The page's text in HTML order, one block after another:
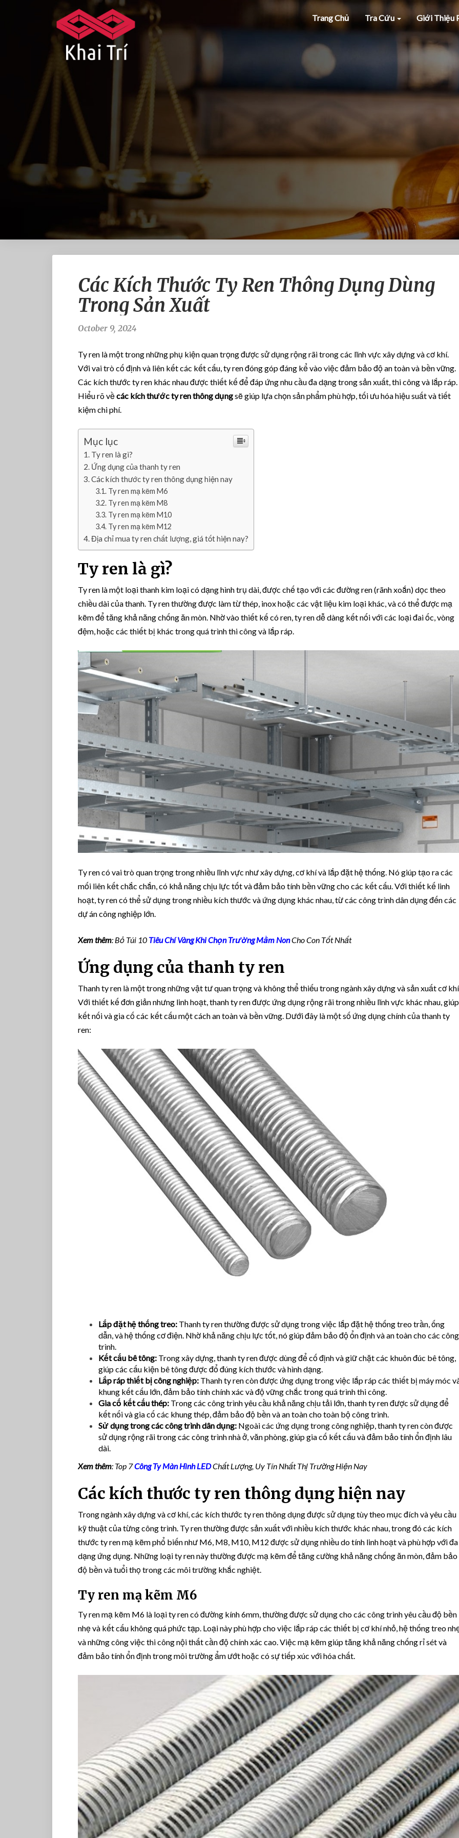
Trang Chủ Tra Cứu Giới Thiệu
á
c
T
h
ư
ớ
c
n
g
T
r
o
n
X
u
ấ
t
Các Kích Thước Ty Ren Thông Dụng Dùng
Trong Sản Xuất
October 9, 2024
Ty ren là một trong những phụ kiện quan trọng được sử dụng rộng rãi trong các lĩnh vực xây dựng và cơ khí.
Với vai trò cố định và liên kết các kết cấu, ty ren đóng góp đáng kể vào việc đảm bảo độ an toàn và bền vững.
Các kích thước ty ren khác nhau được thiết kế để đáp ứng nhu cầu đa dạng trong sản xuất, thi công và lắp ráp.
Hiểu rõ vềcác kích thước ty ren thông dụngsẽ giúp lựa chọn sản phẩm phù hợp, tối ưu hóa hiệu suất và tiết
kiệm chi phí.
Mục lục
Ty ren là gì?
Ứng dụng của thanh ty ren
Các kích thước ty ren thông dụng hiện nay
Ty ren mạ kẽm M6
Ty ren mạ kẽm M8
Ty ren mạ kẽm M10
Ty ren mạ kẽm M12
Địa chỉ mua ty ren chất lượng, giá tốt hiện nay?
Ty ren là gì?
Ty ren là một loại thanh kim loại có dạng hình trụ dài, được chế tạo với các đường ren (rãnh xoắn) dọc theo
chiều dài của thanh. Ty ren thường được làm từ thép, inox hoặc các vật liệu kim loại khác, và có thể được mạ
kẽm để tăng khả năng chống ăn mòn. Nhờ vào thiết kế có ren, ty ren dễ dàng kết nối với các loại đai ốc, vòng
đệm, hoặc các thiết bị khác trong quá trình thi công và lắp ráp.
Ty ren có vai trò quan trọng trong nhiều lĩnh vực như xây dựng, cơ khí và lắp đặt hệ thống. Nó giúp tạo ra các
mối liên kết chắc chắn, có khả năng chịu lực tốt và đảm bảo tính bền vững cho các kết cấu. Với thiết kế linh
hoạt, ty ren có thể sử dụng trong nhiều kích thước và ứng dụng khác nhau, từ các công trình dân dụng đến các
dự án công nghiệp lớn.
Xem thêm: Bỏ Túi 10 Tiêu Chí Vàng Khi Chọn Trường Mầm NonCho Con Tốt Nhất
Ứng dụng của thanh ty ren
Thanh ty ren là một trong những vật tư quan trọng và không thể thiếu trong ngành xây dựng và sản xuất cơ
Với thiết kế đơn giản nhưng linh hoạt, thanh ty ren được ứng dụng rộng rãi trong nhiều lĩnh vực khác nhau, giúp
kết nối và gia cố các kết cấu một cách an toàn và bền vững. Dưới đây là một số ứng dụng chính của thanh ty
ren:
Lắp đặt hệ thống treo: Thanh ty ren thường được sử dụng trong việc lắp đặt hệ thống treo trần, ống
dẫn, và hệ thống cơ điện. Nhờ khả năng chịu lực tốt, nó giúp đảm bảo độ ổn định và an toàn cho các công
trình.
Kết cấu bê tông: Trong xây dựng, thanh ty ren được dùng để cố định và giữ chặt các khuôn đúc bê tông,
giúp các cấu kiện bê tông được đổ đúng kích thước và hình dạng.
Lắp ráp thiết bị công nghiệp: Thanh ty ren còn được ứng dụng trong việc lắp ráp các thiết bị máy móc
khung kết cấu lớn, đảm bảo tính chính xác và độ vững chắc trong quá trình thi công.
Gia cố kết cấu thép: Trong các công trình yêu cầu khả năng chịu tải lớn, thanh ty ren được sử dụng để
kết nối và gia cố các khung thép, đảm bảo độ bền và an toàn cho toàn bộ công trình.
Sử dụng trong các công trình dân dụng: Ngoài các ứng dụng trong công nghiệp, thanh ty ren còn được
sử dụng rộng rãi trong các công trình nhà ở, văn phòng, giúp gia cố kết cấu và đảm bảo tính ổn định lâu
dài.
Xem thêm: Top 7Công Ty Màn Hình LEDChất Lượng, Uy Tín Nhất Thị Trường Hiện Nay
Các kích thước ty ren thông dụng hiện nay
Trong ngành xây dựng và cơ khí, các kích thước ty ren thông dụng được sử dụng tùy theo mục đích và yêu cầu
kỹ thuật của từng công trình. Ty ren thường được sản xuất với nhiều kích thước khác nhau, trong đó các kích
thước ty ren mạ kẽm phổ biến như M6, M8, M10, M12 được sử dụng nhiều do tính linh hoạt và phù hợp với đa
dạng ứng dụng. Những loại ty ren này thường được mạ kẽm để tăng cường khả năng chống ăn mòn, đảm bảo
độ bền và tuổi thọ trong các môi trường khắc nghiệt.
Ty ren mạ kẽm M6
Ty ren mạ kẽm M6 là loại ty ren có đường kính 6mm, thường được sử dụng cho các công trình yêu cầu độ bền
nhẹ và kết cấu không quá phức tạp. Loại này phù hợp cho việc lắp ráp các thiết bị cơ khí nhỏ, hệ thống treo
và những công việc thi công nội thất cần độ chính xác cao. Việc mạ kẽm giúp tăng khả năng chống rỉ sét và
đảm bảo tính ổn định trong môi trường ẩm ướt hoặc có sự tiếp xúc với hóa chất.